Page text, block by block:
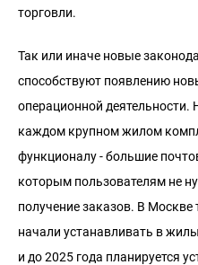
торговли.
Так или иначе новые
способствуют появлению
операционной
каждом крупном жилом
функционалу - большие
которым пользователям не
получение заказов. В
начали устанавливать в
и до 2025 года планируется